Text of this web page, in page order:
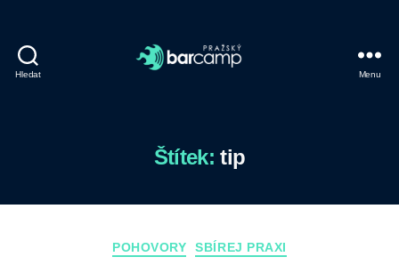
Hledat Menu
Štítek: tip
Rubriky
POHOVORY SBÍREJ PRAXI